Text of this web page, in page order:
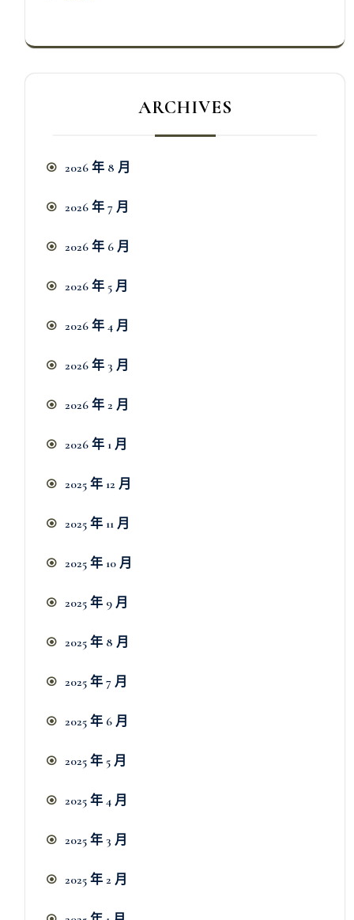
ARCHIVES
2026 年 8 月
2026 年 7 月
2026 年 6 月
2026 年 5 月
2026 年 4 月
2026 年 3 月
2026 年 2 月
2026 年 1 月
2025 年 12 月
2025 年 11 月
2025 年 10 月
2025 年 9 月
2025 年 8 月
2025 年 7 月
2025 年 6 月
2025 年 5 月
2025 年 4 月
2025 年 3 月
2025 年 2 月